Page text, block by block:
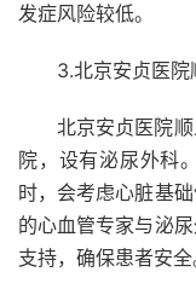
发症风险较低。
3.北京安贞医院
北京安贞医院
院，设有泌尿外科
时，会考虑心脏基
的心血管专家与泌
支持，确保患者安全